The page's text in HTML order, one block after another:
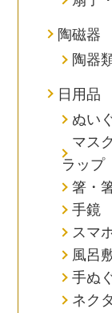
陶磁器
陶器
日用品
ぬい
マス
ラップ
箸・
手鏡
スマ
風呂
手ぬ
ネク